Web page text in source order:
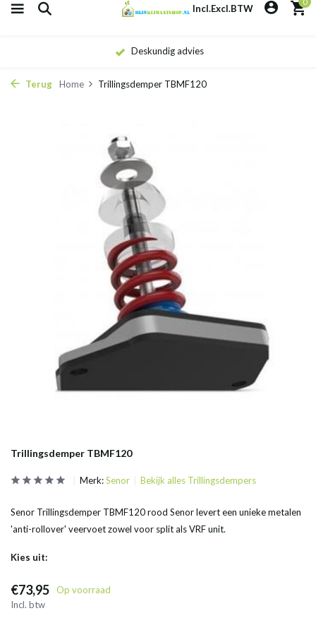
Incl.Excl.BTW
Deskundig advies
Terug Home Trillingsdemper TBMF120
Trillingsdemper TBMF120
Merk:Senor Bekijk alles Trillingsdempers
Senor Trillingsdemper TBMF120 rood Senor levert een unieke metalen
'anti-rollover' veervoet zowel voor split als VRF unit.
Kies uit:
€73,95
Op voorraad
Incl. btw